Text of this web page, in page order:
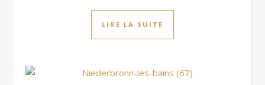
LIRE LA SUITE